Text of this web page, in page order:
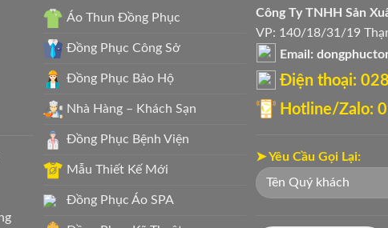
Áo Thun Đồng Phục
Đồng Phục Công Sở
Đồng Phục Bảo Hộ
Nhà Hàng – Khách Sạn
Đồng Phục Bệnh Viện
Mẫu Thiết Kế Mới
Đồng Phục Áo SPA
Công Ty TNHH Sản
VP: 140/18/31/19
Email:
Điện thoại:
Hotline/Zalo:
➤ Yêu Cầu Gọi Lại: